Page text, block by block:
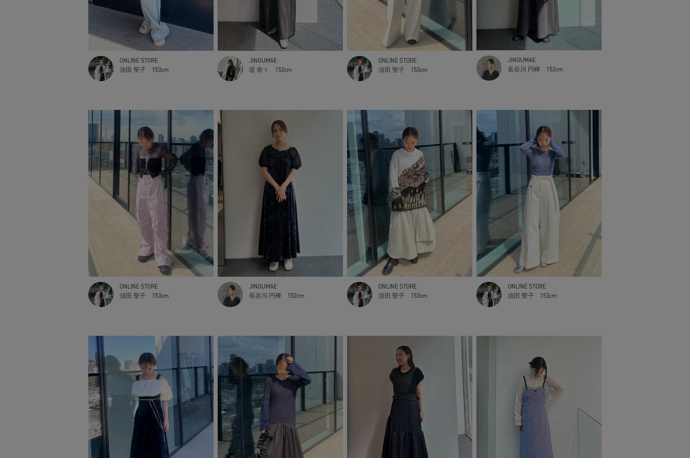
ONLINE STORE
須田 聖子
153cm
JINGUMAE
堤 奈々
152cm
ONLINE STORE
須田 聖子
153cm
JINGUMAE
長谷川 円樺
152cm
ONLINE STORE
須田 聖子
153cm
JINGUMAE
長谷川 円樺
152cm
ONLINE STORE
須田 聖子
153cm
ONLINE STORE
須田 聖子
153cm